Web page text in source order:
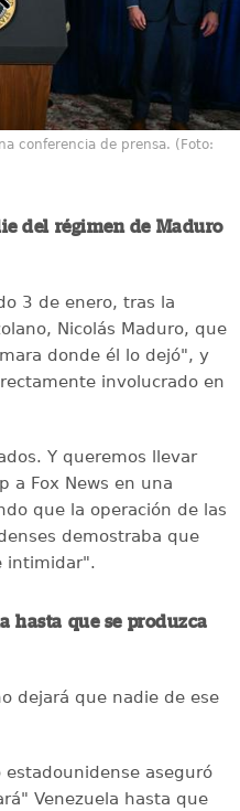
conferencia de prensa. (Foto:
del régimen de Maduro
3 de enero, tras la
Nicolás Maduro, que
donde él lo dejó", y
involucrado en
Y queremos llevar
a Fox News en una
que la operación de las
demostraba que
intimidar".
hasta que se produzca
dejará que nadie de ese
estadounidense aseguró
Venezuela hasta que